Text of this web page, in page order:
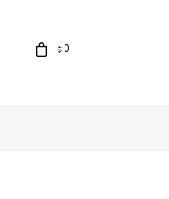
$ 0